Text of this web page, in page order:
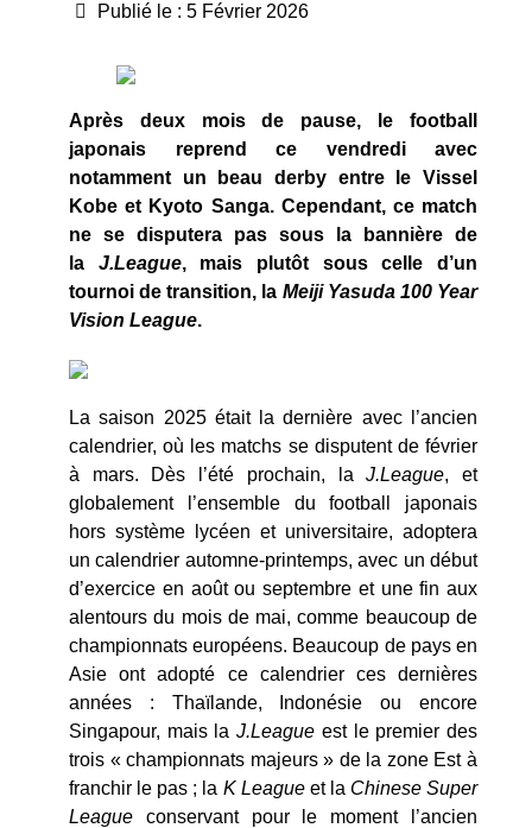
Publié le : 5 Février 2026
Après deux mois de pause, le football
japonais reprend ce vendredi avec
notamment un beau derby entre le Vissel
Kobe et Kyoto Sanga. Cependant, ce match
ne se disputera pas sous la bannière de
la J.League, mais plutôt sous celle d’un
tournoi de transition, la Meiji Yasuda 100 Year
Vision League.
La saison 2025 était la dernière avec l’ancien
calendrier, où les matchs se disputent de février
à mars. Dès l’été prochain, laJ.League, et
globalement l’ensemble du football japonais
hors système lycéen et universitaire, adoptera
un calendrier automne-printemps, avec un début
d’exercice en août ou septembre et une fin aux
alentours du mois de mai, comme beaucoup de
championnats européens. Beaucoup de pays en
Asie ont adopté ce calendrier ces dernières
années : Thaïlande, Indonésie ou encore
Singapour, mais laJ.League est le premier des
trois « championnats majeurs » de la zone Est à
franchir le pas ; la K Leagueet la Chinese Super
League conservant pour le moment l’ancien